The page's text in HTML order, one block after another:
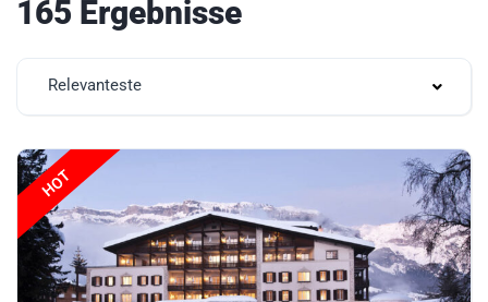
165 Ergebnisse
Relevanteste
HOT